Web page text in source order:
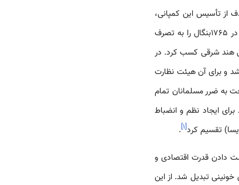
در انگلستان تأسیس شد. هدف از تأسیس این کمپانی،
ظاهراً، ایجاد روابط اقتصادی و انجام تجارت از راه دریایی که «واسگودوگاما» و سیاحان دیگر کشف کردند، بود. انگلیسی‌ها در 1765بنگال را به تصرف
هند شرقی کسب کرد. در
و برای آن هیئت نظارت
به ضرر مسلمانان تمام
ایجاد نظم و انضباط
[۱]
.
دادن قدرت اقتصادی و
تبدیل شد. از این